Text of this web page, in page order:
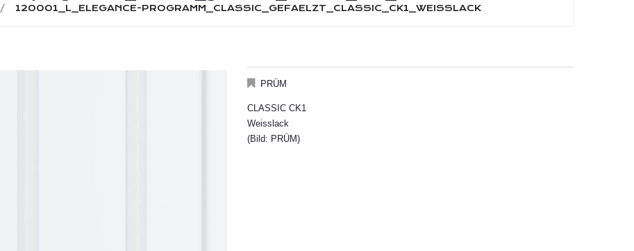
120001_L_ELEGANCE-PROGRAMM_CLASSIC_GEFAELZT_CLASSIC_CK1_WEISSLACK
PRÜM
CLASSIC CK1
Weisslack
(Bild: PRÜM)